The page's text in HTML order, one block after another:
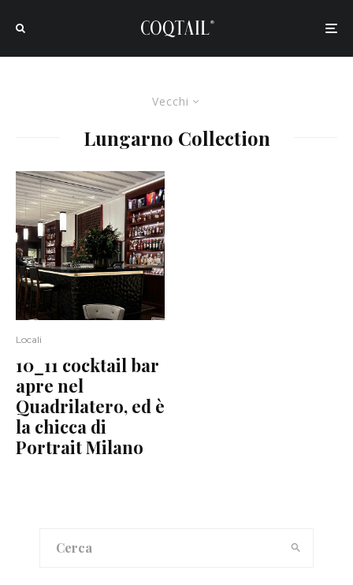
Vecchi
Lungarno Collection
Locali
10_11 cocktail bar
apre nel
Quadrilatero, ed è
la chicca di
Portrait Milano